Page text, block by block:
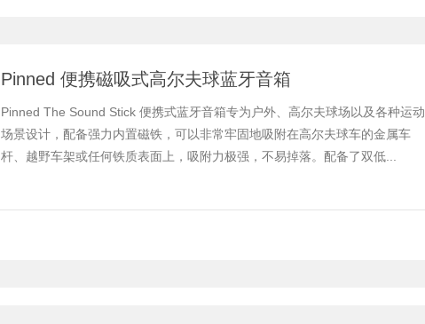
Pinned 便携磁吸式高尔夫球蓝牙音箱
Pinned The Sound Stick 便携式蓝牙音箱专为户外、高尔夫球场以及各种运动
场景设计，配备强力内置磁铁，可以非常牢固地吸附在高尔夫球车的金属车
杆、越野车架或任何铁质表面上，吸附力极强，不易掉落。配备了双低...